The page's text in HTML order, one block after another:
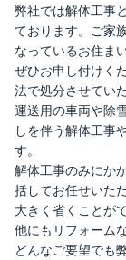
弊社では解体工事
ております。ご家
なっているお住ま
ぜひお申し付けく
法で処分させてい
運送用の車両や除
しを伴う解体工事
す。
解体工事のみにか
括してお任せいた
大きく省くことが
他にもリフォーム
どんなご要望でも